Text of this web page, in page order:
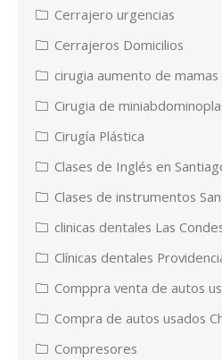
Cerrajero urgencias
Cerrajeros Domicilios
cirugia aumento de mamas
Cirugia de
Cirugía Plástica
Clases de Inglés en
Clases de instrumentos
clinicas dentales Las
Clínicas dentales
Comppra venta de autos
Compra de autos usados
Compresores